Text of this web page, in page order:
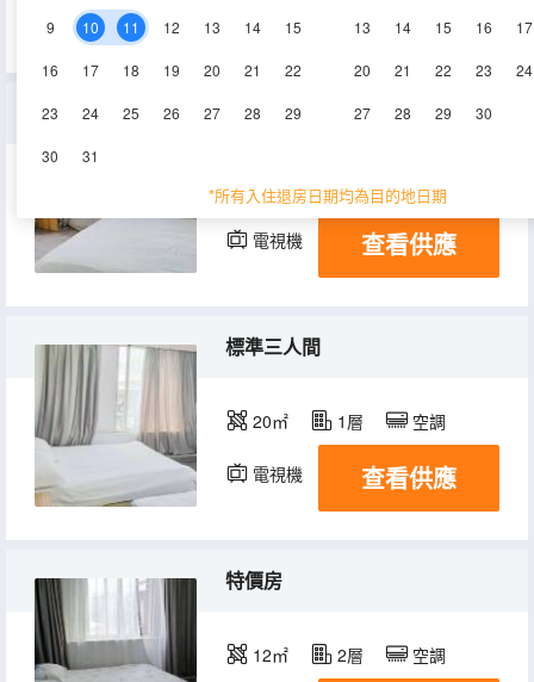
9 10 11 12 13 14 15
16 17 18 19 20 21 22
23 24 25 26 27 28 29
30 31
13 14 15 16 17
20 21 22 23 24
27 28 29 30
*所有入住退房日期均為目的地日期
大標房
10㎡ 2-3層 空調
電視機 查看供應
標準三人間
20㎡ 1層 空調
電視機 查看供應
特價房
12㎡ 2層 空調